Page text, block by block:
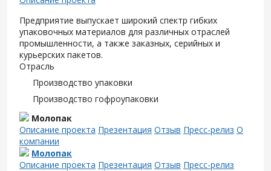
Предприятие выпускает широкий спектр гибких
упаковочных материалов для различных отраслей
промышленности, а также заказных, серийных и
курьерских пакетов.
Отрасль
Производство упаковки
Производство гофроупаковки
Молопак
Описание проекта Презентация Отзыв Пресс-релиз О
компании
Молопак
Описание проекта Презентация Отзыв Пресс-релиз